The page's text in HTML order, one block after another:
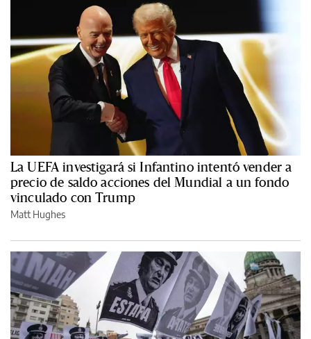
La UEFA investigará si Infantino intentó vender a
precio de saldo acciones del Mundial a un fondo
vinculado con Trump
Matt Hughes